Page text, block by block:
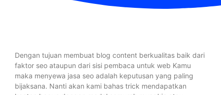
Dengan tujuan membuat blog content berkualitas baik dari
faktor seo ataupun dari sisi pembaca untuk web Kamu
maka menyewa jasa seo adalah keputusan yang paling
bijaksana. Nanti akan kami bahas trick mendapatkan